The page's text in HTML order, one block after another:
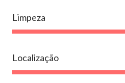
Limpeza
Localização